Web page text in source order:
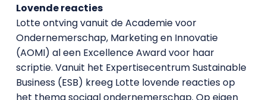
Lovende reacties
Lotte ontving vanuit de Academie voor
Ondernemerschap, Marketing en Innovatie
(AOMI) al een Excellence Award voor haar
scriptie. Vanuit het Expertisecentrum Sustainable
Business (ESB) kreeg Lotte lovende reacties op
het thema sociaal ondernemerschap. Op eigen